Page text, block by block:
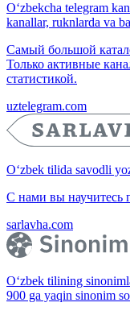
O‘zbekcha telegram
kanallar, ruknlarda va
Самый большой
Только активные
статистикой.
uztelegram.com
O‘zbek tilida savodli
С нами вы научитесь
sarlavha.com
O‘zbek tilining
900 ga yaqin sinonim